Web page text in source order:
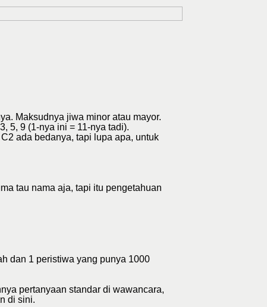
Maksudnya jiwa minor atau mayor.
5, 9 (1-nya ini = 11-nya tadi).
ada bedanya, tapi lupa apa, untuk
tau nama aja, tapi itu pengetahuan
dan 1 peristiwa yang punya 1000
pertanyaan standar di wawancara,
di sini.